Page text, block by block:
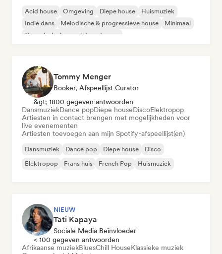
Acid house Omgeving Diepe house
Huismuziek
Indie dans
Melodische & progressieve house
Minimaal
Organische house / downtempo
Tommy Menger
Booker, Afspeellijst Curator
&gt; 1800 gegeven antwoorden
DansmuziekDance popDiepe houseDiscoElektropop
Artiesten in contact brengen met mogelijkheden voor
live evenementen
Artiesten toevoegen aan mijn Spotify-afspeellijst(en)
Dansmuziek Dance pop Diepe house
Disco
Elektropop
Frans huis French Pop Huismuziek
NIEUW
Tati Kapaya
Sociale Media Beïnvloeder
< 100 gegeven antwoorden
Afrikaanse muziekBluesChill HouseKlassieke muziek